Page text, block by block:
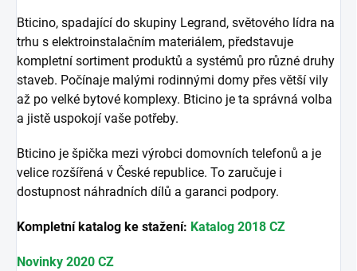
Bticino, spadající do skupiny Legrand, světového lídra na
trhu s elektroinstalačním materiálem, představuje
kompletní sortiment produktů a systémů pro různé druhy
staveb. Počínaje malými rodinnými domy přes větší vily
až po velké bytové komplexy. Bticino je ta správná volba
a jistě uspokojí vaše potřeby.
Bticino je špička mezi výrobci domovních telefonů a je
velice rozšířená v České republice. To zaručuje i
dostupnost náhradních dílů a garanci podpory.
Kompletní katalog ke stažení: Katalog 2018 CZ
Novinky 2020 CZ